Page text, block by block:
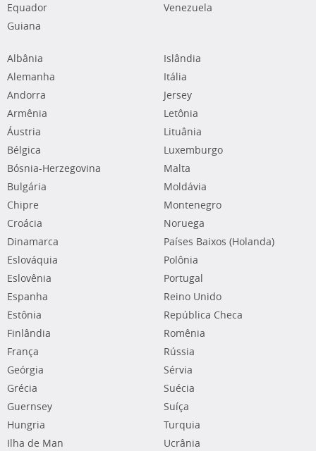
Equador
Guiana
Venezuela
Albânia
Alemanha
Andorra
Armênia
Áustria
Bélgica
Bósnia-Herzegovina
Bulgária
Chipre
Croácia
Dinamarca
Eslováquia
Eslovênia
Espanha
Estônia
Finlândia
França
Geórgia
Grécia
Guernsey
Hungria
Ilha de Man
Islândia
Itália
Jersey
Letônia
Lituânia
Luxemburgo
Malta
Moldávia
Montenegro
Noruega
Países Baixos (Holanda)
Polônia
Portugal
Reino Unido
República Checa
Romênia
Rússia
Sérvia
Suécia
Suíça
Turquia
Ucrânia